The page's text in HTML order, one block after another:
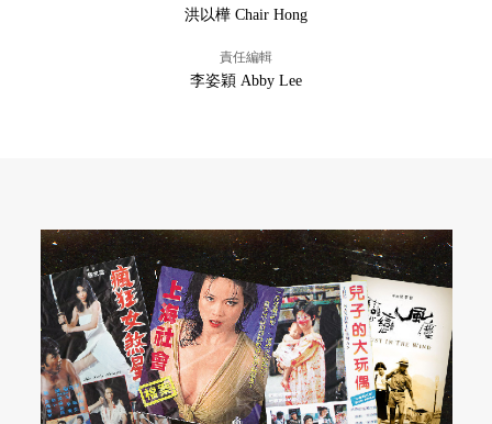
洪以樺 Chair Hong
責任編輯
李姿穎 Abby Lee